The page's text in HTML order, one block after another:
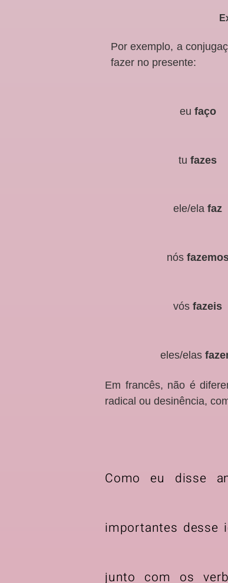
Por exemplo, a
fazer no presente:
eu faço
tufazes
ele/elafaz
nós
vósfazeis
eles/elas
Em francês, não é
radical ou desinência,
Como eu disse
importantes
junto com os